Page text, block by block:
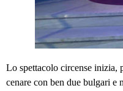
Lo spettacolo circense inizia,
cenare con ben due bulgari e